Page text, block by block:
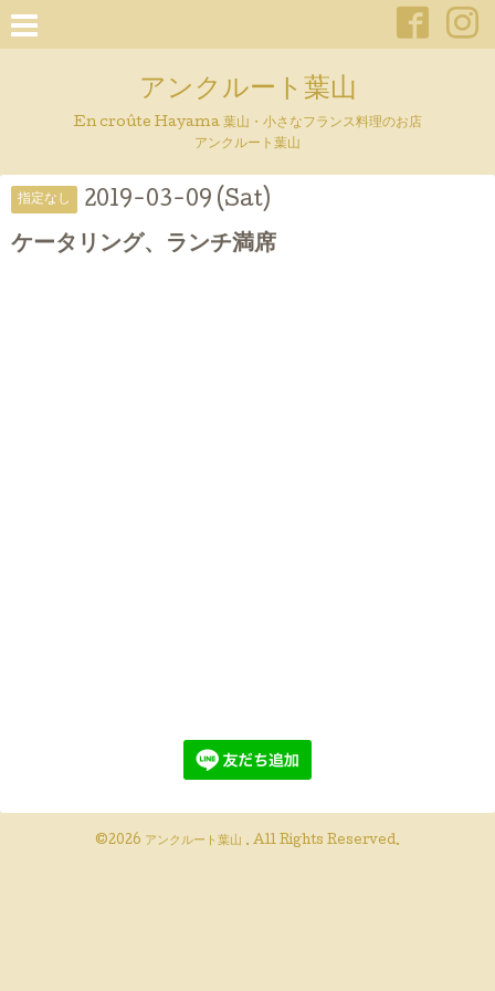
アンクルート葉山
En croûte Hayama 葉山・小さなフランス料理のお店
アンクルート葉山
指定なし 2019-03-09 (Sat)
ケータリング、ランチ満席
©2026 アンクルート葉山 . All Rights Reserved.